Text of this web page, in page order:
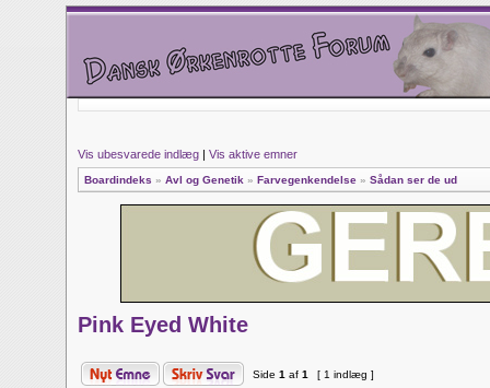
Vis ubesvarede indlæg | Vis aktive emner
Boardindeks » Avl og Genetik » Farvegenkendelse » Sådan ser de ud
Pink Eyed White
Side 1 af 1 [ 1 indlæg ]